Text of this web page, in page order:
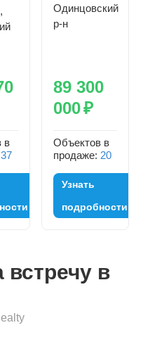
в
37
Одинцовский
р-н
Объектов в
продаже: 20
89 300
000₽
Узнать
подробности
в